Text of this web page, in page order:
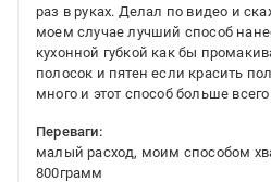
раз в руках. Делал по видео и
моем случае лучший способ
кухонной губкой как бы
полосок и пятен если красить
много и этот способ больше
Переваги:
малый расход, моим способом
800грамм